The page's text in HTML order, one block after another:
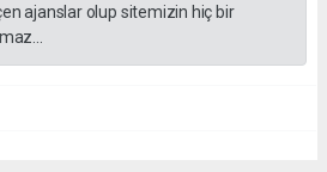
ajanslar olup sitemizin hiç bir